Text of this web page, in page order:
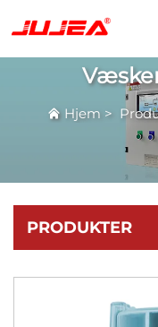
Hjem >
PRODUKTER